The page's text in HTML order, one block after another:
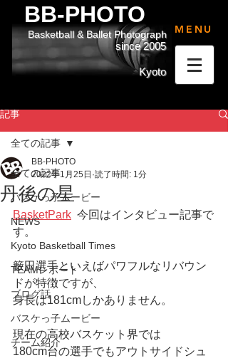
BB-PHOTO
since 2005
Basketball & Ballet Photograph
Kyoto
MENU
記事
全ての記事
バスケっ子ムービー
NEWS
Kyoto Basketball Times
TEAMレポート
ブログ話
バスケっ子ムービー
チーム紹介
全ての記事
丹後の星
BB-PHOTO
2022年1月25日 読了時間: 1分
BasketPark
  今回はインタビュー記事で
す。
籔田選手といえばパワフルなリバウン
ドが特徴ですが、
身長は181cmしかありません。
現在の高校バスケット界では
180cm台の選手でもアウトサイドシュ